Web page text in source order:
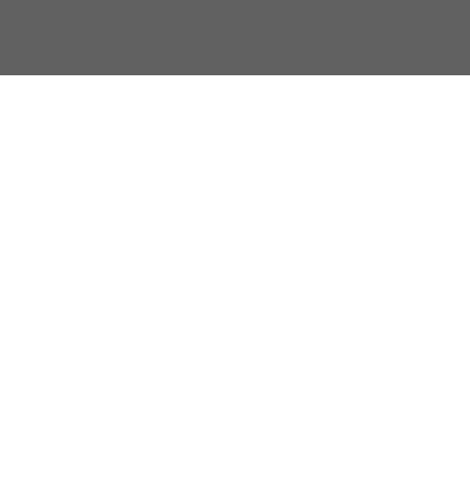
de confidentialité, en garantissant la conformité